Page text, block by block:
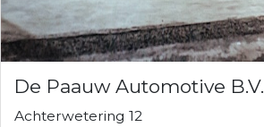
De Paauw Automotive B.V.
Achterwetering 12